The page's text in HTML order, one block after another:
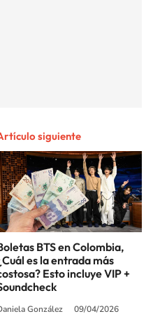
siguiente
BTS en Colombia,
es la entrada más
Esto incluye VIP +
González 09/04/2026